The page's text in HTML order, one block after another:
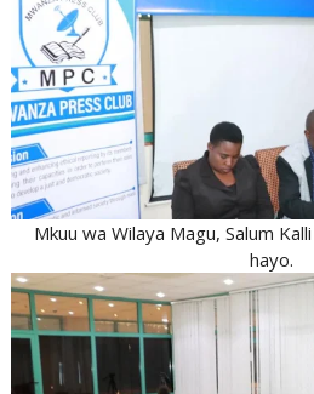
Mkuu wa Wilaya Magu, Salum
hayo.